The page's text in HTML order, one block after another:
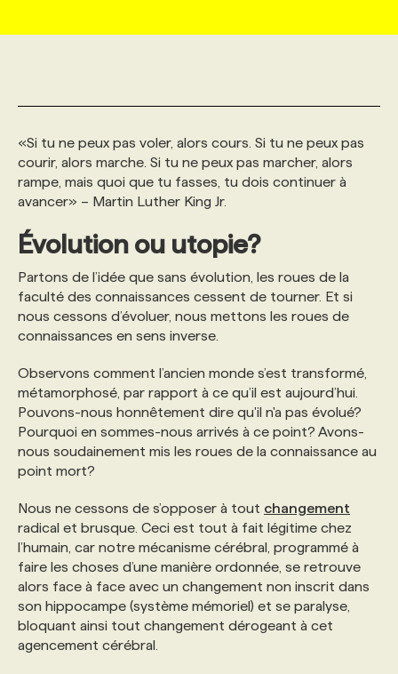
AFFAIRES DE L'INDUSTRIE
INITIATIVES NUMÉRIQUES
TENDANCES
WEB & MÉDIAS SOCIAUX
MARKETING DURABLE
ÉVÉNEMENTIEL
NOS AUTEUR‧RICES
INFOLETTRE PUBLICITÉ
ANNONCEZ AVEC NOUS
CONSULTER LA CVTHÈQUE
PROFIL ENTREPRISE
ANNONCEZ AVEC NOUS
VOIR LES OFFRES
PROFIL CANDIDAT
FAQ
ANNONCEZ AVEC NOUS
NOS FORMATIONS EN LIGNE
NOS PARCOURS DE FORMATIONS
NOS FORMATEUR‧RICES
POURQUOI CHOISIR NOS FORMATIONS
NOS TARIFS
PROGRAMMES DE SUBVENTIONS
ANNONCEZ AVEC NOUS
CHASSE DE TÊTE
SERVICE DE CHASSE DE TÊTE
NOS EXPERTISES
FAQ
ANNONCEZ AVEC NOUS
«Si tu ne peux pas voler, alors cours. Si tu ne peux pas
courir, alors marche. Si tu ne peux pas marcher, alors
rampe, mais quoi que tu fasses, tu dois continuer à
avancer» – Martin Luther King Jr.
Évolution ou utopie?
Partons de l’idée que sans évolution, les roues de la
faculté des connaissances cessent de tourner. Et si
nous cessons d’évoluer, nous mettons les roues de
connaissances en sens inverse.
Observons comment l’ancien monde s’est transformé,
métamorphosé, par rapport à ce qu’il est aujourd’hui.
Pouvons-nous honnêtement dire qu'il n'a pas évolué?
Pourquoi en sommes-nous arrivés à ce point? Avons-
nous soudainement mis les roues de la connaissance au
point mort?
Nous ne cessons de s’opposer à tout changement
radical et brusque. Ceci est tout à fait légitime chez
l’humain, car notre mécanisme cérébral, programmé à
faire les choses d’une manière ordonnée, se retrouve
alors face à face avec un changement non inscrit dans
son hippocampe (système mémoriel) et se paralyse,
bloquant ainsi tout changement dérogeant à cet
agencement cérébral.